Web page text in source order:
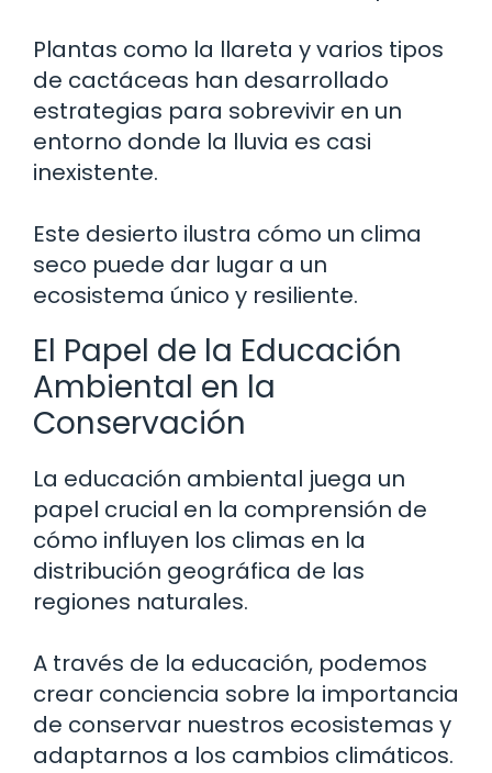
Plantas como la llareta y varios tipos
de cactáceas han desarrollado
estrategias para sobrevivir en un
entorno donde la lluvia es casi
inexistente.
Este desierto ilustra cómo un clima
seco puede dar lugar a un
ecosistema único y resiliente.
El Papel de la Educación
Ambiental en la
Conservación
La educación ambiental juega un
papel crucial en la comprensión de
cómo influyen los climas en la
distribución geográfica de las
regiones naturales.
A través de la educación, podemos
crear conciencia sobre la importancia
de conservar nuestros ecosistemas y
adaptarnos a los cambios climáticos.